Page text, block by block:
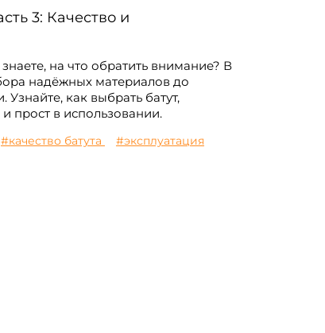
3: Качество и
на что обратить внимание? В
надёжных материалов до
как выбрать батут,
прост в использовании.
#качество батута
#эксплуатация